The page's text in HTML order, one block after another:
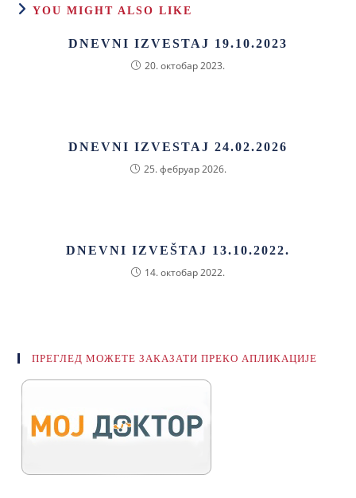
YOU MIGHT ALSO LIKE
DNEVNI IZVESTAJ 19.10.2023
20. октобар 2023.
DNEVNI IZVESTAJ 24.02.2026
25. фебруар 2026.
DNEVNI IZVEŠTAJ 13.10.2022.
14. октобар 2022.
ПРЕГЛЕД МОЖЕТЕ ЗАКАЗАТИ ПРЕКО АПЛИКАЦИЈЕ